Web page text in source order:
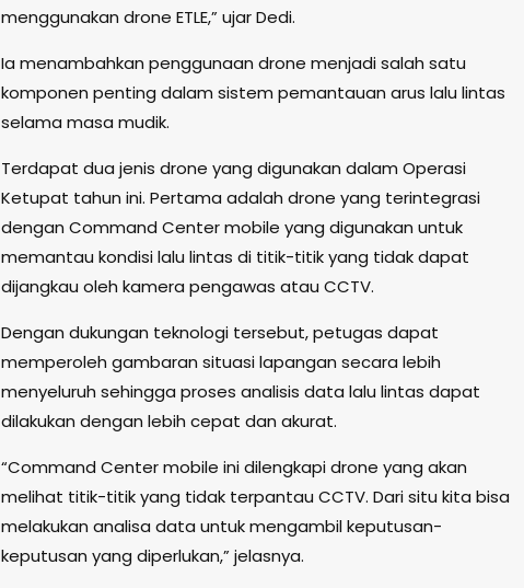
menggunakan drone ETLE,” ujar Dedi.
Ia menambahkan penggunaan drone menjadi salah satu
komponen penting dalam sistem pemantauan arus lalu lintas
selama masa mudik.
Terdapat dua jenis drone yang digunakan dalam Operasi
Ketupat tahun ini. Pertama adalah drone yang terintegrasi
dengan Command Center mobile yang digunakan untuk
memantau kondisi lalu lintas di titik-titik yang tidak dapat
dijangkau oleh kamera pengawas atau CCTV.
Dengan dukungan teknologi tersebut, petugas dapat
memperoleh gambaran situasi lapangan secara lebih
menyeluruh sehingga proses analisis data lalu lintas dapat
dilakukan dengan lebih cepat dan akurat.
“Command Center mobile ini dilengkapi drone yang akan
melihat titik-titik yang tidak terpantau CCTV. Dari situ kita bisa
melakukan analisa data untuk mengambil keputusan-
keputusan yang diperlukan,” jelasnya.